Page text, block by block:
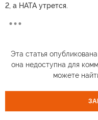
2, а НАТА утрется.
Эта статья
она недоступна для
можете